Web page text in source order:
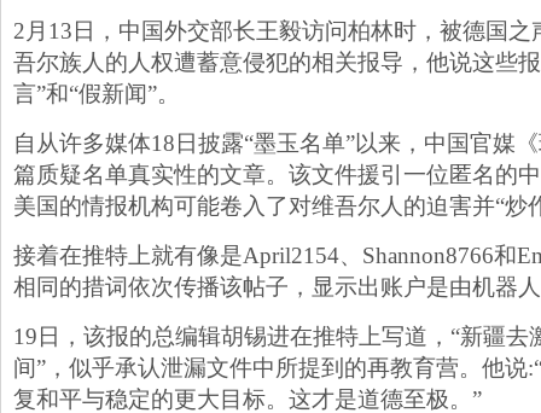
2月13日，中国外交部长王毅访问柏林时，被德国
吾尔族人的人权遭蓄意侵犯的相关报导，他说这些
言”和“假新闻”。
自从许多媒体18日披露“墨玉名单”以来，中国官媒
篇质疑名单真实性的文章。该文件援引一位匿名的
美国的情报机构可能卷入了对维吾尔人的迫害并“炒
接着在推特上就有像是April2154、Shannon8766和
相同的措词依次传播该帖子，显示出账户是由机器
19日，该报的总编辑胡锡进在推特上写道，“新疆去
间”，似乎承认泄漏文件中所提到的再教育营。他说
复和平与稳定的更大目标。这才是道德至极。”